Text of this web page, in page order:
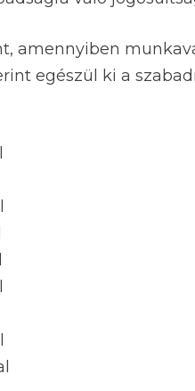
amennyiben
egészül ki a